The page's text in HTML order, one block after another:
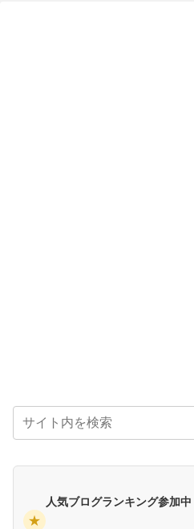
★
人気ブログランキング参加中